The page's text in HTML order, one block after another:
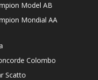
Model AB
Mondial AA
Colombo
Scatto